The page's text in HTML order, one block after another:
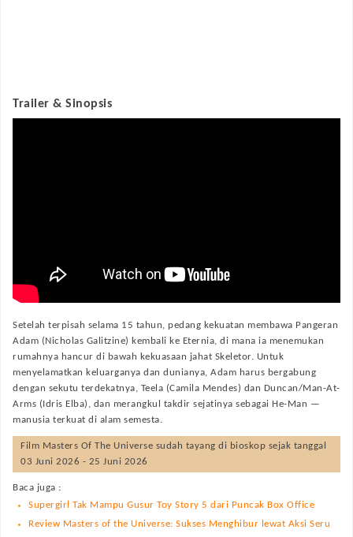
Trailer & Sinopsis
Setelah terpisah selama 15 tahun, pedang kekuatan membawa Pangeran
Adam (Nicholas Galitzine) kembali ke Eternia, di mana ia menemukan
rumahnya hancur di bawah kekuasaan jahat Skeletor. Untuk
menyelamatkan keluarganya dan dunianya, Adam harus bergabung
dengan sekutu terdekatnya, Teela (Camila Mendes) dan Duncan/Man-At-
Arms (Idris Elba), dan merangkul takdir sejatinya sebagai He-Man —
manusia terkuat di alam semesta.
Film Masters Of The Universe sudah tayang di bioskop sejak tanggal
03 Juni 2026 - 25 Juni 2026
Baca juga :
Supergirl Tak Mampu Gusur Toy Story 5 dari Puncak Box Office
Review Masters of the Universe: Sukses Menghibur lewat Aksi Seru